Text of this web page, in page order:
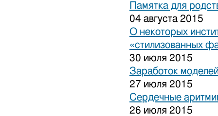
Памятка для
04 августа 2015
О некоторых
«стилизованных
30 июля 2015
Заработок
27 июля 2015
Сердечные
26 июля 2015